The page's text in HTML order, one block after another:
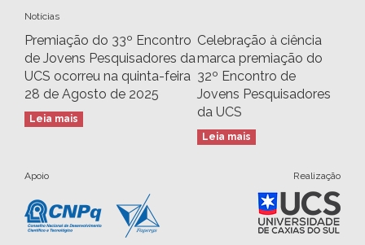
Notícias
Premiação do 33º Encontro
de Jovens Pesquisadores da
UCS ocorreu na quinta-feira
28 de Agosto de 2025
Leia mais
Celebração à ciência
marca premiação do
32º Encontro de
Jovens Pesquisadores
da UCS
Leia mais
Apoio Realização